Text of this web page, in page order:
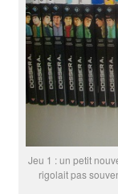
Jeu 1 : un petit
rigolait pas